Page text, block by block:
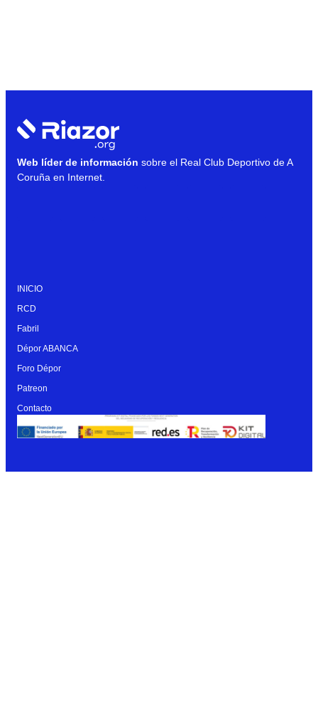
Web líder de información sobre el Real Club Deportivo de A
Coruña en Internet.
INICIO
RCD
Fabril
Dépor ABANCA
Foro Dépor
Patreon
Contacto